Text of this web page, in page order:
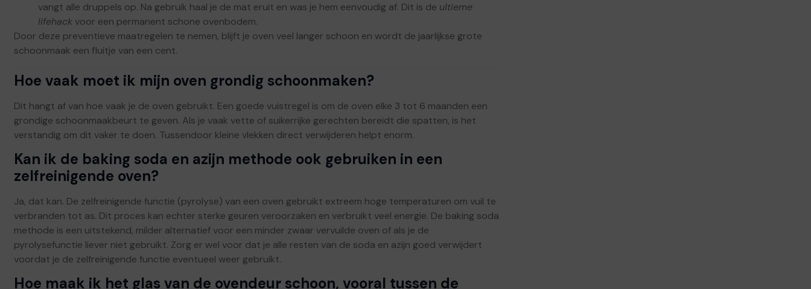
vangt alle druppels op. Na gebruik haal je de mat eruit en was je hem eenvoudig af. Dit is de ultieme
lifehack voor een permanent schone ovenbodem.
Door deze preventieve maatregelen te nemen, blijft je oven veel langer schoon en wordt de jaarlijkse grote
schoonmaak een fluitje van een cent.
Hoe vaak moet ik mijn oven grondig schoonmaken?
Dit hangt af van hoe vaak je de oven gebruikt. Een goede vuistregel is om de oven elke 3 tot 6 maanden een
grondige schoonmaakbeurt te geven. Als je vaak vette of suikerrijke gerechten bereidt die spatten, is het
verstandig om dit vaker te doen. Tussendoor kleine vlekken direct verwijderen helpt enorm.
Kan ik de baking soda en azijn methode ook gebruiken in een
zelfreinigende oven?
Ja, dat kan. De zelfreinigende functie (pyrolyse) van een oven gebruikt extreem hoge temperaturen om vuil te
verbranden tot as. Dit proces kan echter sterke geuren veroorzaken en verbruikt veel energie. De baking soda
methode is een uitstekend, milder alternatief voor een minder zwaar vervuilde oven of als je de
pyrolysefunctie liever niet gebruikt. Zorg er wel voor dat je alle resten van de soda en azijn goed verwijdert
voordat je de zelfreinigende functie eventueel weer gebruikt.
Hoe maak ik het glas van de ovendeur schoon, vooral tussen de